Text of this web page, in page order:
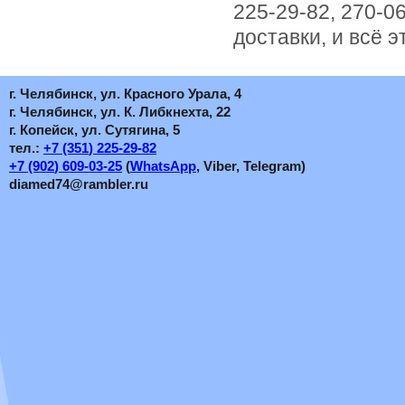
225-29-82, 270-
доставки, и всё
г. Челябинск, ул. Красного Урала, 4
г. Челябинск, ул. К. Либкнехта, 22
г. Копейск, ул. Сутягина, 5
тел.: +7 (351) 225-29-82
+7 (902) 609-03-25 (WhatsApp, Viber, Telegram)
diamed74@rambler.ru